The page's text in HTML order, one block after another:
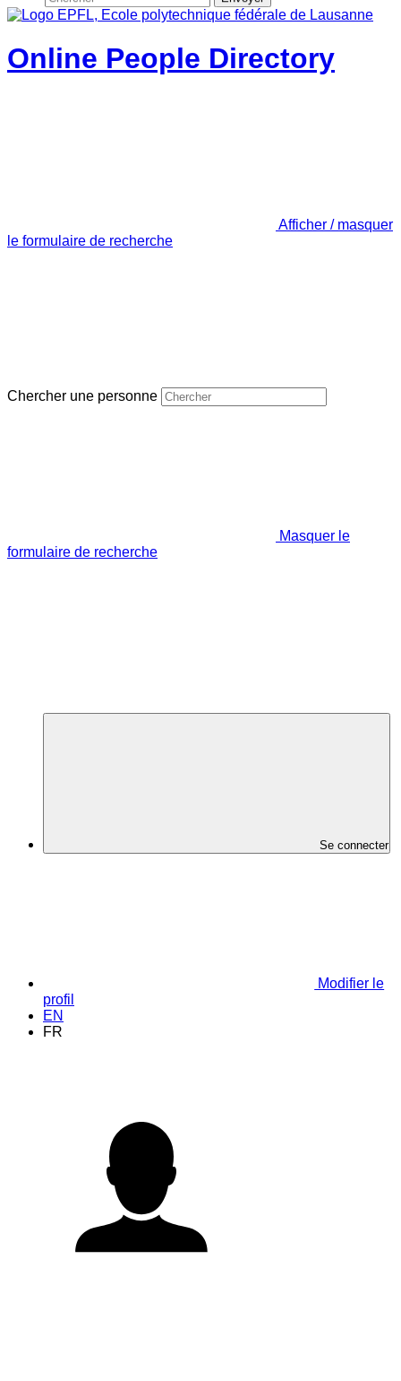
Online People Directory
Afficher / masquer
le formulaire de recherche
Chercher une personne
Masquer le
formulaire de recherche
Se connecter
Modifier le
profil
EN
FR